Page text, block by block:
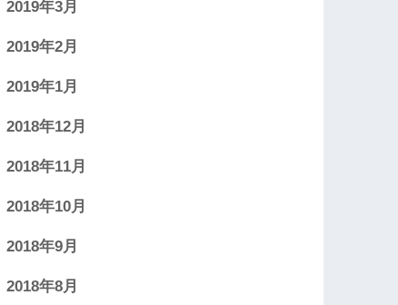
2019年3月
2019年2月
2019年1月
2018年12月
2018年11月
2018年10月
2018年9月
2018年8月